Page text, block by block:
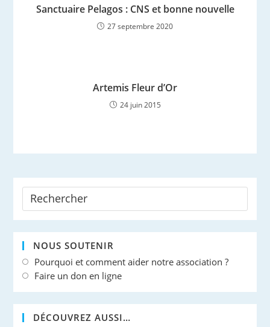
Sanctuaire Pelagos : CNS et bonne nouvelle
27 septembre 2020
Artemis Fleur d’Or
24 juin 2015
NOUS SOUTENIR
Pourquoi et comment aider notre association ?
Faire un don en ligne
DÉCOUVREZ AUSSI…